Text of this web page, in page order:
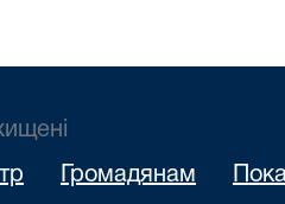
Громадянам